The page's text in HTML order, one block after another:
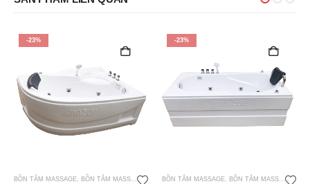
-23%
BỒN TẮM MASSAGE BỒN TẮM MASSAGE AMAZON
-21%
BỒN TẮM MASSAGE BỒN TẮM MASSAGE AMAZON